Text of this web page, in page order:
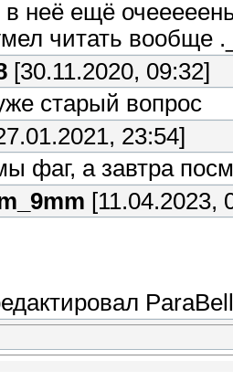
неё ещё
читать вообще
[30.11.2020, 09:32]
старый вопрос
23:54]
фаг, а завтра
[11.04.2023,